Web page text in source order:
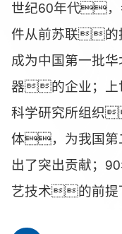
世纪60年代，
件从前苏联的
成为中国第一批
器的企业；上
科学研究所组织
体，为我国第
出了突出贡献；
艺技术的前